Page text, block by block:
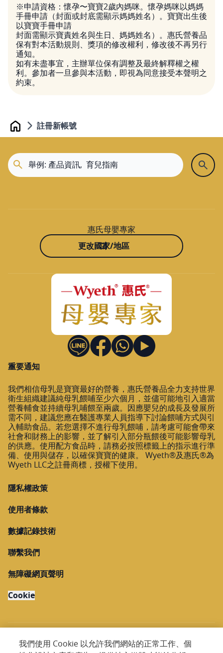
※申請資格：懷孕〜寶寶2歲內媽咪。懷孕媽咪以媽媽
手冊申請（封面或封底需顯示媽媽姓名）。寶寶出生後
以寶寶手冊申請
封面需顯示寶責姓名與生日、媽媽姓名）。惠氏營養品
保有對本活動規則、獎項的修改權利，修改後不再另行
通知。
如有未盡事宜，主辦單位保有調整及最終解釋權之權
利。參加者一旦參與本活動，即視為同意接受本聲明之
約束。
Home 註冊新帳號
惠氏母嬰專家
更改國家/地區
重要通知
我們相信母乳是寶寶最好的營養，惠氏營養品全力支持世界
衛生組織建議純母乳餵哺至少六個月，並儘可能地引入適當
營養輔食並持續母乳哺餵至兩歲。因應嬰兒的成長及發展所
需不同，建議您應在醫護專業人員指導下討論餵哺方式與引
入輔助食品。若您選擇不進行母乳餵哺，請考慮可能會帶來
社會和財務上的影響，並了解引入部分瓶餵後可能影響母乳
的供應。使用配方食品時，請務必按照標籤上的指示進行準
備、使用與儲存，以確保寶寶的健康。 Wyeth®及惠氏®為
Wyeth LLC之註冊商標，授權下使用。
隱私權政策
使用者條款
數據記錄技術
聯繫我們
無障礙網頁聲明
Cookie
我們使用 Cookie 以允許我們網站的正常工作、個